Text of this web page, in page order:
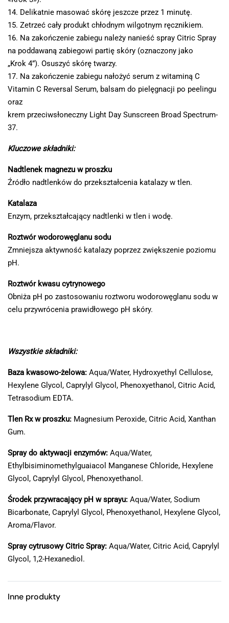
14. Delikatnie masować skórę jeszcze przez 1 minutę.
15. Zetrzeć cały produkt chłodnym wilgotnym ręcznikiem.
16. Na zakończenie zabiegu należy nanieść spray Citric Spray
na poddawaną zabiegowi partię skóry (oznaczony jako
„Krok 4”). Osuszyć skórę twarzy.
17. Na zakończenie zabiegu nałożyć serum z witaminą C
Vitamin C Reversal Serum, balsam do pielęgnacji po peelingu
oraz
krem przeciwsłoneczny Light Day Sunscreen Broad Spectrum-
37.
Kluczowe składniki:
Nadtlenek magnezu w proszku
Źródło nadtlenków do przekształcenia katalazy w tlen.
Katalaza
Enzym, przekształcający nadtlenki w tlen i wodę.
Roztwór wodorowęglanu sodu
Zmniejsza aktywność katalazy poprzez zwiększenie poziomu
pH.
Roztwór kwasu cytrynowego
Obniża pH po zastosowaniu roztworu wodorowęglanu sodu w
celu przywrócenia prawidłowego pH skóry.
Wszystkie składniki:
Baza kwasowo-żelowa: Aqua/Water, Hydroxyethyl Cellulose,
Hexylene Glycol, Caprylyl Glycol, Phenoxyethanol, Citric Acid,
Tetrasodium EDTA.
Tlen Rx w proszku: Magnesium Peroxide, Citric Acid, Xanthan
Gum.
Spray do aktywacji enzymów: Aqua/Water,
Ethylbisiminomethylguaiacol Manganese Chloride, Hexylene
Glycol, Caprylyl Glycol, Phenoxyethanol.
Środek przywracający pH w sprayu: Aqua/Water, Sodium
Bicarbonate, Caprylyl Glycol, Phenoxyethanol, Hexylene Glycol,
Aroma/Flavor.
Spray cytrusowy Citric Spray: Aqua/Water, Citric Acid, Caprylyl
Glycol, 1,2-Hexanediol.
Inne produkty